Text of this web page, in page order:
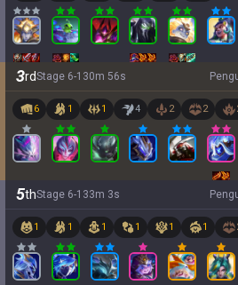
3rdStage 6-1 30m 56s
6 1 1 4 2 2
5thStage 6-1 33m 3s
1 1 1 1 1 1